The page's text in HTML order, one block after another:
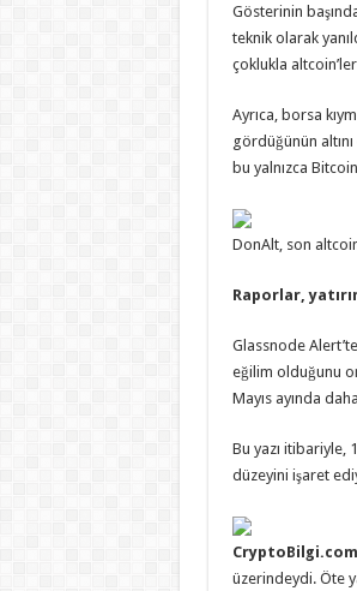
Gösterinin
teknik olarak
çoklukla
Ayrıca, borsa
gördüğünün
bu yalnızca
DonAlt, son
Raporlar,
Glassnode
eğilim olduğunu
Mayıs ayında
Bu yazı itibariyle,
düzeyini işaret
CryptoBilgi.com
üzerindeydi. Öte